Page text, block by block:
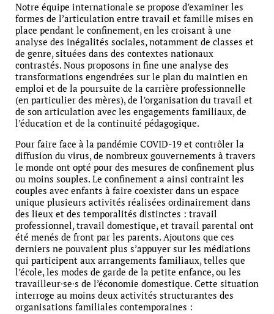
Notre équipe internationale se propose d’examiner les
formes de l’articulation entre travail et famille mises en
place pendant le confinement, en les croisant à une
analyse des inégalités sociales, notamment de classes et
de genre, situées dans des contextes nationaux
contrastés. Nous proposons in fine une analyse des
transformations engendrées sur le plan du maintien en
emploi et de la poursuite de la carrière professionnelle
(en particulier des mères), de l’organisation du travail et
de son articulation avec les engagements familiaux, de
l’éducation et de la continuité pédagogique.
Pour faire face à la pandémie COVID-19 et contrôler la
diffusion du virus, de nombreux gouvernements à travers
le monde ont opté pour des mesures de confinement plus
ou moins souples. Le confinement a ainsi contraint les
couples avec enfants à faire coexister dans un espace
unique plusieurs activités réalisées ordinairement dans
des lieux et des temporalités distinctes : travail
professionnel, travail domestique, et travail parental ont
été menés de front par les parents. Ajoutons que ces
derniers ne pouvaient plus s’appuyer sur les médiations
qui participent aux arrangements familiaux, telles que
l’école, les modes de garde de la petite enfance, ou les
travailleur∙se∙s de l’économie domestique. Cette situation
interroge au moins deux activités structurantes des
organisations familiales contemporaines :